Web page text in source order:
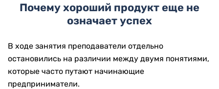
Почему хороший продукт еще не
означает успех
В ходе занятия преподаватели отдельно
остановились на различии между двумя понятиями,
которые часто путают начинающие
предприниматели.